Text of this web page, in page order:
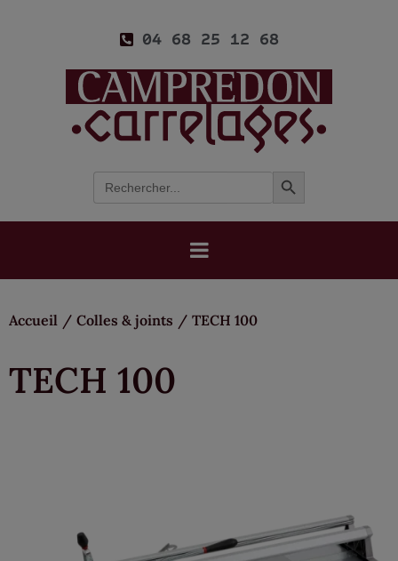
04 68 25 12 68
Search
for:
Search Button
Accueil / Colles & joints / TECH 100
TECH 100